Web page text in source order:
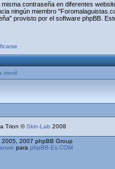
contraseña en diferentes
ningún miembro
provisto por el software phpBB.
movil
Trion ©Skin-Lab 2008
2007 phpBB Group
para phpBB-Es.COM